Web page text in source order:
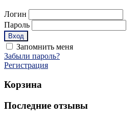
Логин
Пароль
Запомнить меня
Забыли пароль?
Регистрация
Корзина
Последние отзывы